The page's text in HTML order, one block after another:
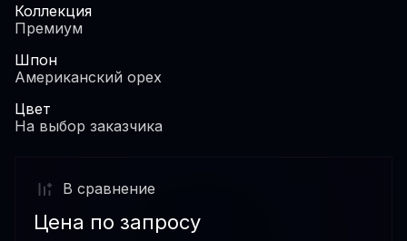
Коллекция
Премиум
Шпон
Американский орех
Цвет
На выбор заказчика
В сравнениe
Цена по запросу